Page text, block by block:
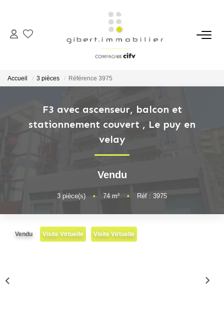
ACHETER
Maisons
Locaux Professionnels
Parkings
Immeubles
Terrains
LOUER
Appartements
Locaux Professionnels
Accueil 3 pièces Référence 3975
F3 avec ascenseur, balcon et
stationnement couvert , Le puy en
velay
Vendu
3 pièce(s) • 74 m² • Réf : 3975
Vendu Visite Virtuelle Visite Virtuelle